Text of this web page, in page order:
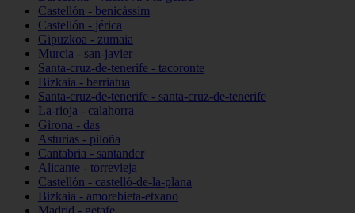
Castellón - benicàssim
Castellón - jérica
Gipuzkoa - zumaia
Murcia - san-javier
Santa-cruz-de-tenerife - tacoronte
Bizkaia - berriatua
Santa-cruz-de-tenerife - santa-cruz-de-tenerife
La-rioja - calahorra
Girona - das
Asturias - piloña
Cantabria - santander
Alicante - torrevieja
Castellón - castelló-de-la-plana
Bizkaia - amorebieta-etxano
Madrid - getafe